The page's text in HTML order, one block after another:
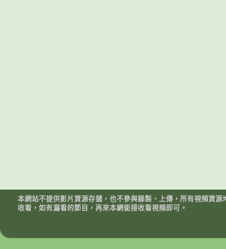
本網站不提供影片資源存儲，也不參與錄製、上傳，所有視頻資
收看，如有漏看的節目，再來本網銜接收看視頻即可。